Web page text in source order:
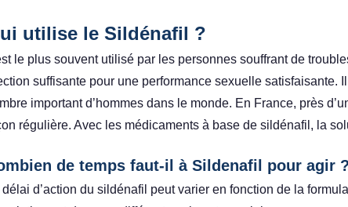
utilise le Sildénafil ?
le plus souvent utilisé par les personnes souffrant de
suffisante pour une performance sexuelle satisfaisante.
important d’hommes dans le monde. En France, près
régulière. Avec les médicaments à base de sildénafil, la
de temps faut-il à Sildenafil pour agir ?
délai d’action du sildénafil peut varier en fonction de la